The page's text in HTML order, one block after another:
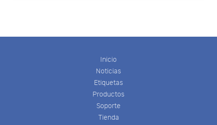
Inicio
Noticias
Etiquetas
Productos
Soporte
Tienda